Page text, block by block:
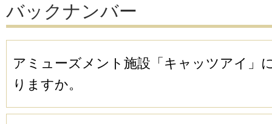
バックナンバー
アミューズメント施設「キャッツアイ」
りますか。